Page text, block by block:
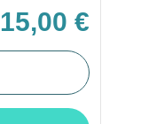
15,00 €